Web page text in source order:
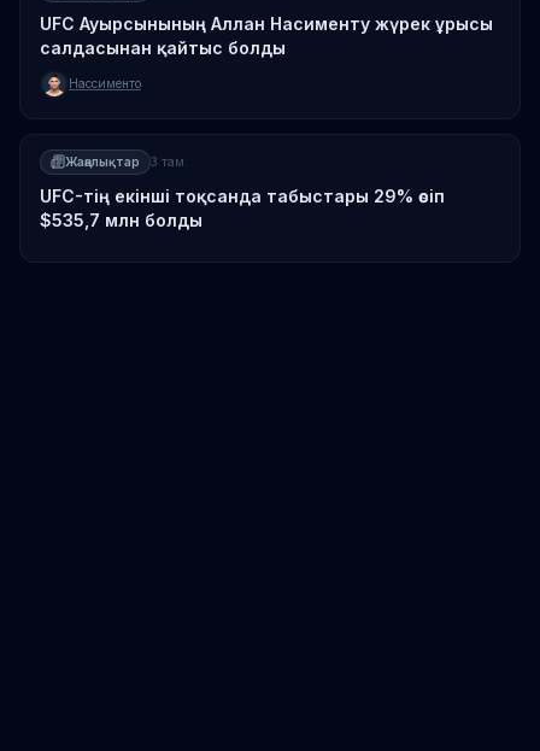
UFC Ауырсынының Аллан Насименту жүрек ұрысы
салдасынан қайтыс болды
Нассименто
Жаңалықтар 3 там.
UFC-тің екінші тоқсанда табыстары 29% өсіп
$535,7 млн болды